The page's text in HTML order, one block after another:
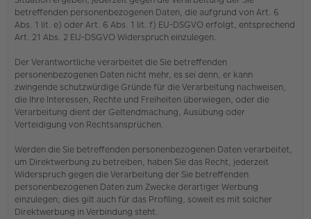
betreffenden personenbezogenen Daten, die aufgrund von Art. 6
Abs. 1 lit. e) oder Art. 6 Abs. 1 lit. f) EU-DSGVO erfolgt, entsprechend
Art. 21 Abs. 2 EU-DSGVO Widerspruch einzulegen.
Der Verantwortliche verarbeitet die Sie betreffenden
personenbezogenen Daten nicht mehr, es sei denn, er kann
zwingende schutzwürdige Gründe für die Verarbeitung nachweisen,
die Ihre Interessen, Rechte und Freiheiten überwiegen, oder die
Verarbeitung dient der Geltendmachung, Ausübung oder
Verteidigung von Rechtsansprüchen.
Werden die Sie betreffenden personenbezogenen Daten verarbeitet,
um Direktwerbung zu betreiben, haben Sie das Recht, jederzeit
Widerspruch gegen die Verarbeitung der Sie betreffenden
personenbezogenen Daten zum Zwecke derartiger Werbung
einzulegen; dies gilt auch für das Profiling, soweit es mit solcher
Direktwerbung in Verbindung steht.